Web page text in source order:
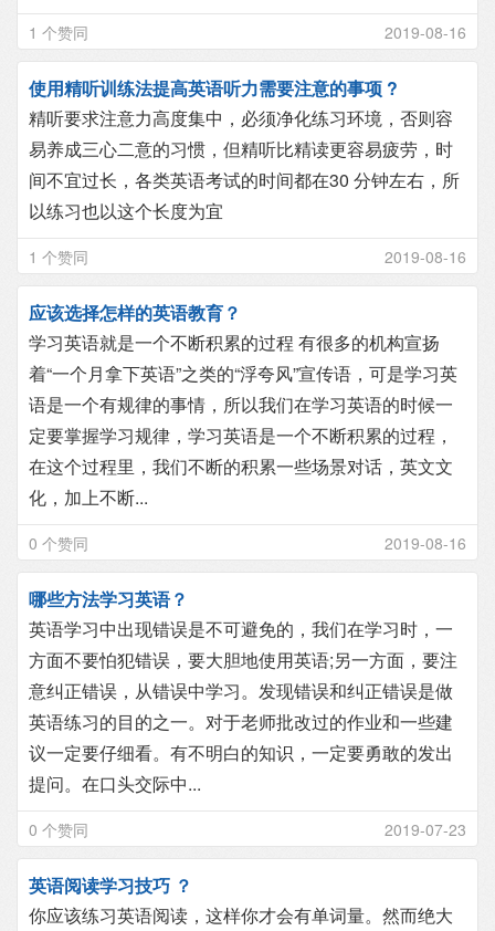
1 个赞同 2019-08-16
使用精听训练法提高英语听力需要注意的事项 ?
精听要求注意力高度集中，必须净化练习环境，否则容
易养成三心二意的习惯，但精听比精读更容易疲劳，时
间不宜过长，各类英语考试的时间都在30 分钟左右，所
以练习也以这个长度为宜
1 个赞同 2019-08-16
应该选择怎样的英语教育？
学习英语就是一个不断积累的过程 有很多的机构宣扬
着“一个月拿下英语”之类的“浮夸风”宣传语，可是学习英
语是一个有规律的事情，所以我们在学习英语的时候一
定要掌握学习规律，学习英语是一个不断积累的过程，
在这个过程里，我们不断的积累一些场景对话，英文文
化，加上不断...
0 个赞同 2019-08-16
哪些方法学习英语？
英语学习中出现错误是不可避免的，我们在学习时，一
方面不要怕犯错误，要大胆地使用英语;另一方面，要注
意纠正错误，从错误中学习。发现错误和纠正错误是做
英语练习的目的之一。对于老师批改过的作业和一些建
议一定要仔细看。有不明白的知识，一定要勇敢的发出
提问。在口头交际中...
0 个赞同 2019-07-23
英语阅读学习技巧 ？
你应该练习英语阅读，这样你才会有单词量。然而绝大